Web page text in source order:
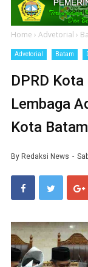
Home › Advetorial ›
Advetorial Batam
DPRD
Lembaga
Kota Batam
By Redaksi News